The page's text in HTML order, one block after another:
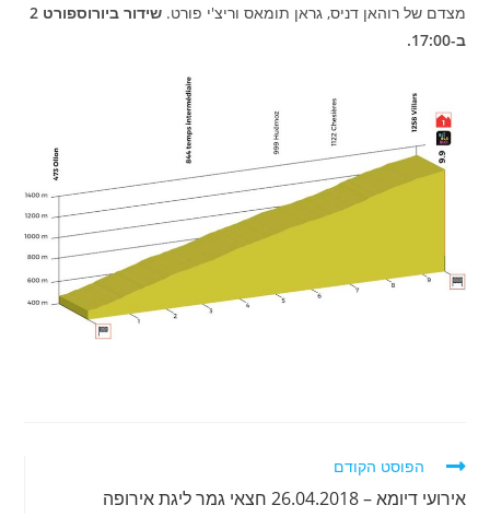
מצדם של רוהאן דניס, גראן תומאס וריצ'י פורט.
שידור ביורוספורט 2
ב-17:00.
לקרוא
נוספים
הפוסט הקודם
אירועי דיומא – 26.04.2018 חצאי גמר ליגת אירופה